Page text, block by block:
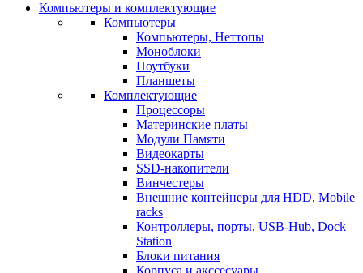
Компьютеры и комплектующие
Компьютеры
Компьютеры, Неттопы
Моноблоки
Ноутбуки
Планшеты
Комплектующие
Процессоры
Материнские платы
Модули Памяти
Видеокарты
SSD-накопители
Винчестеры
Внешние контейнеры для HDD, Mobile
racks
Контроллеры, порты, USB-Hub, Dock
Station
Блоки питания
Корпуса и акссесуары